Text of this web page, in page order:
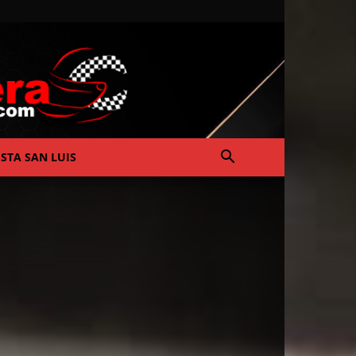
SAN LUIS